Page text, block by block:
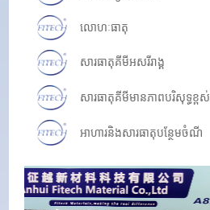
លោហៈធាតុ
សារធាតុគីមីអសរីរាង្គ
សារធាតុគីមីមានភាពបរិសុទ្ធខ្ពស់
អាហារនិងសារធាតុបន្ថែមចំណី
អាលុយមីញ៉ូម Ferro
ឧបករណ៍